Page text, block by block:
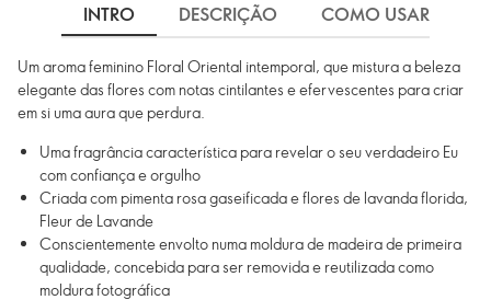
INTRO DESCRIÇÃO COMO USAR
Um aroma feminino Floral Oriental intemporal, que mistura a beleza
elegante das flores com notas cintilantes e efervescentes para criar
em si uma aura que perdura.
Uma fragrância característica para revelar o seu verdadeiro Eu
com confiança e orgulho
Criada com pimenta rosa gaseificada e flores de lavanda florida,
Fleur de Lavande
Conscientemente envolto numa moldura de madeira de primeira
qualidade, concebida para ser removida e reutilizada como
moldura fotográfica